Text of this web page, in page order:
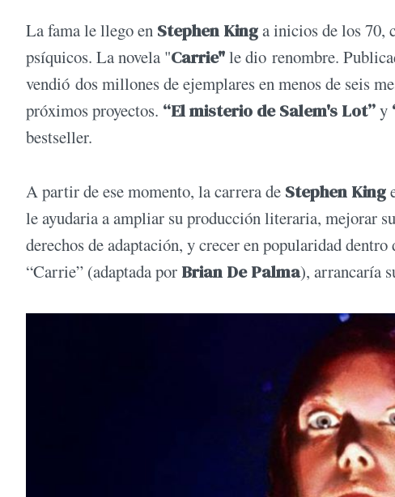
La fama le llego en Stephen Kinga inicios de los 70,
psíquicos. La novela "Carrie"le dio renombre.
vendió dos millones de ejemplares en menos de seis
próximos proyectos. “El misterio de Salem's Lot”y
bestseller.
A partir de ese momento, la carrera de Stephen King
le ayudaria a ampliar su producción literaria, mejorar
derechos de adaptación, y crecer en popularidad
“Carrie” (adaptada por Brian De Palma), arrancaría